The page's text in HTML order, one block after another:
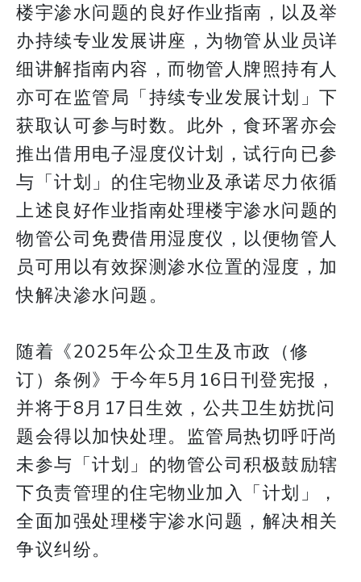
楼宇渗水问题的良好作业指南，以及举
办持续专业发展讲座，为物管从业员详
细讲解指南内容，而物管人牌照持有人
亦可在监管局「持续专业发展计划」下
获取认可参与时数。此外，食环署亦会
推出借用电子湿度仪计划，试行向已参
与「计划」的住宅物业及承诺尽力依循
上述良好作业指南处理楼宇渗水问题的
物管公司免费借用湿度仪，以便物管人
员可用以有效探测渗水位置的湿度，加
快解决渗水问题。
随着《2025年公众卫生及市政（修
订）条例》于今年5月16日刊登宪报，
并将于8月17日生效，公共卫生妨扰问
题会得以加快处理。监管局热切呼吁尚
未参与「计划」的物管公司积极鼓励辖
下负责管理的住宅物业加入「计划」，
全面加强处理楼宇渗水问题，解决相关
争议纠纷。